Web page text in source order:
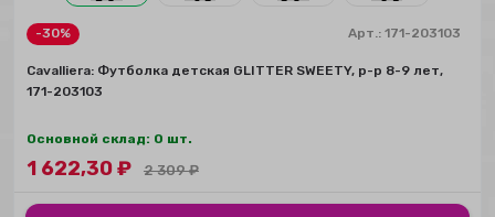
-30% Арт.:171-203103
Сavalliera: Футболка детская GLITTER SWEETY, р-р 8-9 лет,
171-203103
Основной склад: 0 шт.
1 622,30₽ 2 309₽